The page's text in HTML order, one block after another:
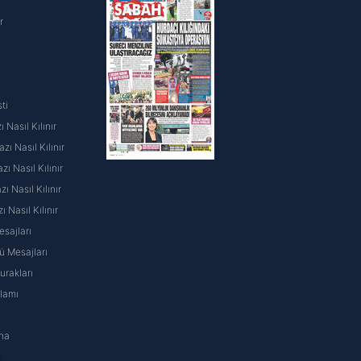
Nasıl Kılınır
Nasıl Kılınır
Nasıl Kılınır
Nasıl Kılınır
Nasıl Kılınır
Mesajları